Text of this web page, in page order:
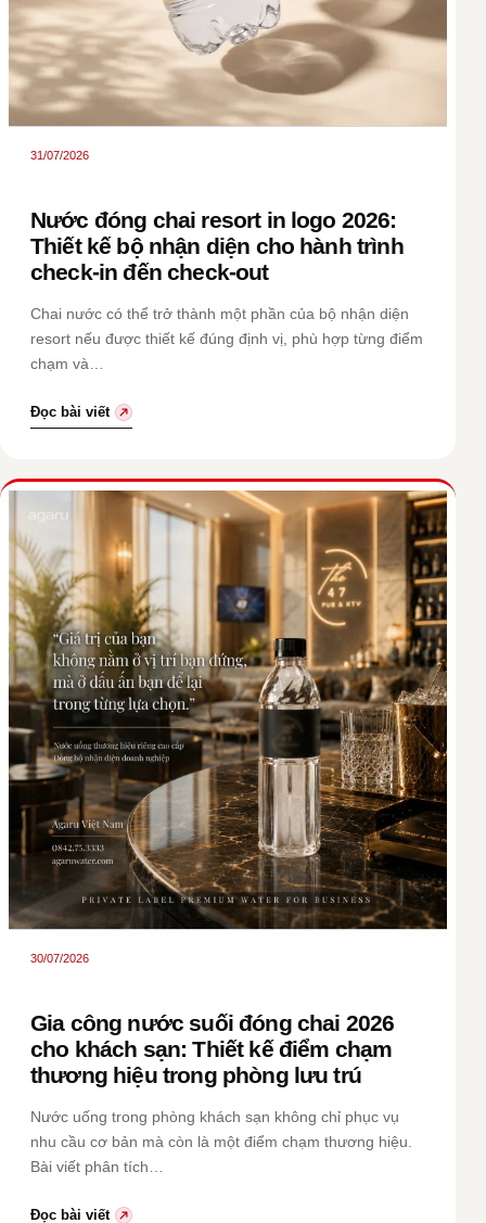
31/07/2026
Nước đóng chai resort in logo 2026:
Thiết kế bộ nhận diện cho hành trình
check-in đến check-out
Chai nước có thể trở thành một phần của bộ nhận diện
resort nếu được thiết kế đúng định vị, phù hợp từng điểm
chạm và…
Đọc bài viết
30/07/2026
Gia công nước suối đóng chai 2026
cho khách sạn: Thiết kế điểm chạm
thương hiệu trong phòng lưu trú
Nước uống trong phòng khách sạn không chỉ phục vụ
nhu cầu cơ bản mà còn là một điểm chạm thương hiệu.
Bài viết phân tích…
Đọc bài viết